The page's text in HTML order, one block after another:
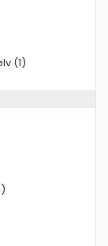
(1)